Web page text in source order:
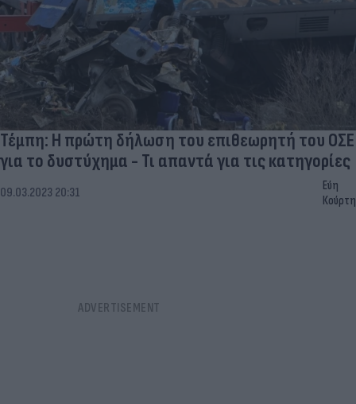
Τέμπη: Η πρώτη δήλωση του επιθεωρητή του ΟΣΕ
για το δυστύχημα - Τι απαντά για τις κατηγορίες
09.03.2023 20:31
Εύη
Κούρτη